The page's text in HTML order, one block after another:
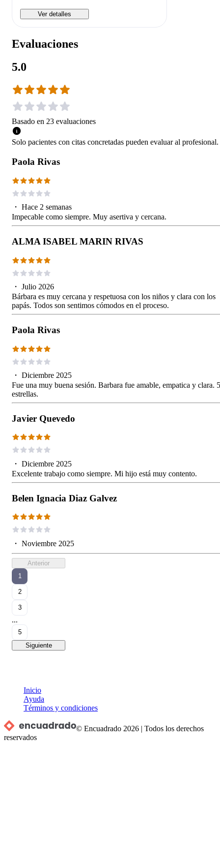
Ver detalles
Evaluaciones
5.0
Basado en 23 evaluaciones
Solo pacientes con citas concretadas pueden evaluar al profesional.
Paola Rivas
・ Hace 2 semanas
Impecable como siempre. Muy asertiva y cercana.
ALMA ISABEL MARIN RIVAS
・ Julio 2026
Bárbara es muy cercana y respetuosa con los niños y clara con los
papás. Todos son sentimos cómodos en el proceso.
Paola Rivas
・ Diciembre 2025
Fue una muy buena sesión. Barbara fue amable, empatica y clara. 5
estrellas.
Javier Quevedo
・ Diciembre 2025
Excelente trabajo como siempre. Mi hijo está muy contento.
Belen Ignacia Diaz Galvez
・ Noviembre 2025
Anterior
1
2
3
...
5
Siguiente
Inicio
Ayuda
Términos y condiciones
© Encuadrado 2026 |Todos los derechos
reservados